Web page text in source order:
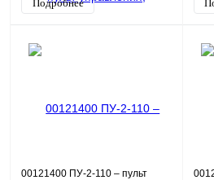
Подробнее
00121400 ПУ-2-110 – пульт